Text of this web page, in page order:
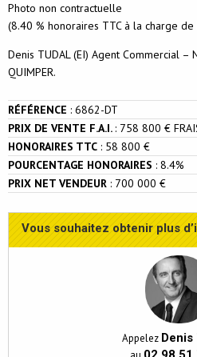
Photo non contractuelle
(8.40 % honoraires TTC à la charge de
Denis TUDAL (EI) Agent Commercial –
QUIMPER.
RÉFÉRENCE : 6862-DT
PRIX DE VENTE F.A.I. : 758 800 €
HONORAIRES TTC : 58 800 €
POURCENTAGE HONORAIRES : 8.4%
PRIX NET VENDEUR : 700 000 €
Vous souhaitez obtenir plus
Appelez Denis